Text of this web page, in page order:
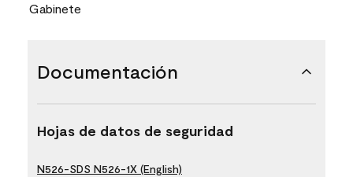
Gabinete
Documentación
Hojas de datos de seguridad
N526-SDS N526-1X (English)